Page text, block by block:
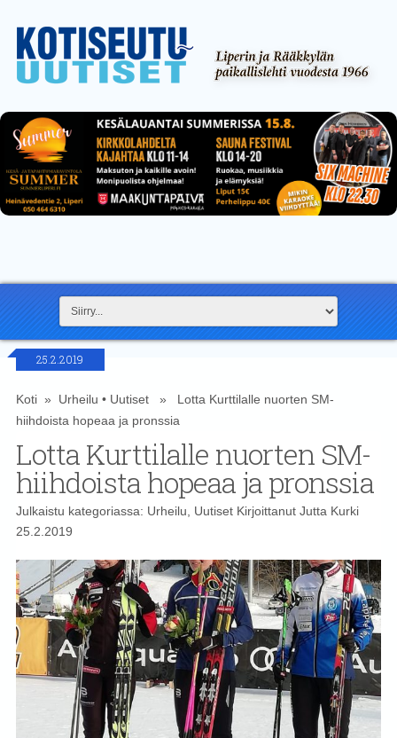
25.2.2019
Koti» Urheilu • Uutiset» Lotta Kurttilalle nuorten SM-
hiihdoista hopeaa ja pronssia
Lotta Kurttilalle nuorten SM-
hiihdoista hopeaa ja pronssia
Julkaistu kategoriassa: Urheilu, UutisetKirjoittanut Jutta Kurki
25.2.2019